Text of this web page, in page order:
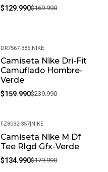
$129.990$169.990
-33%
DR7567-386|NIKE
Camiseta Nike Dri-Fit
Camuflado Hombre-
Verde
$159.990$239.990
-25%
FZ8032-357 NIKE
Camiseta Nike M Df
Tee Rlgd Gfx-Verde
$134.990$179.990